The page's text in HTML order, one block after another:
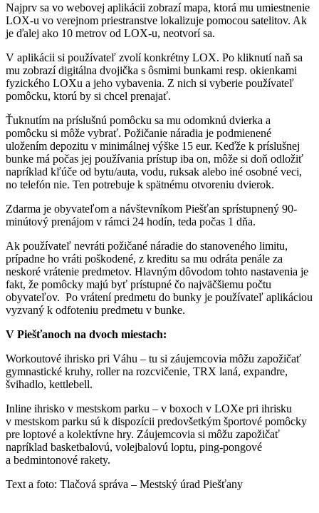
Najprv sa vo webovej aplikácii zobrazí mapa, ktorá mu umiestnenie
LOX-u vo verejnom priestranstve lokalizuje pomocou satelitov. Ak
je ďalej ako 10 metrov od LOX-u, neotvorí sa.
V aplikácii si používateľ zvolí konkrétny LOX. Po kliknutí naň sa
mu zobrazí digitálna dvojička s ôsmimi bunkami resp. okienkami
fyzického LOXu a jeho vybavenia. Z nich si vyberie používateľ
pomôcku, ktorú by si chcel prenajať.
Ťuknutím na príslušnú pomôcku sa mu odomknú dvierka a
pomôcku si môže vybrať. Požičanie náradia je podmienené
uložením depozitu v minimálnej výške 15 eur. Keďže k príslušnej
bunke má počas jej používania prístup iba on, môže si doň odložiť
napríklad kľúče od bytu/auta, vodu, ruksak alebo iné osobné veci,
no telefón nie. Ten potrebuje k spätnému otvoreniu dvierok.
Zdarma je obyvateľom a návštevníkom Piešťan sprístupnený 90-
minútový prenájom v rámci 24 hodín, teda počas 1 dňa.
Ak používateľ nevráti požičané náradie do stanoveného limitu,
prípadne ho vráti poškodené, z kreditu sa mu odráta penále za
neskoré vrátenie predmetov. Hlavným dôvodom tohto nastavenia je
fakt, že pomôcky majú byť prístupné čo najväčšiemu počtu
obyvateľov. Po vrátení predmetu do bunky je používateľ aplikáciou
vyzvaný k odfoteniu predmetu v bunke.
V Piešťanoch na dvoch miestach:
Workoutové ihrisko pri Váhu – tu si záujemcovia môžu zapožičať
gymnastické kruhy, roller na rozcvičenie, TRX laná, expandre,
švihadlo, kettlebell.
Inline ihrisko v mestskom parku – v boxoch v LOXe pri ihrisku
v mestskom parku sú k dispozícii predovšetkým športové pomôcky
pre loptové a kolektívne hry. Záujemcovia si môžu zapožičať
napríklad basketbalovú, volejbalovú loptu, ping-pongové
a bedmintonové rakety.
Text a foto: Tlačová správa – Mestský úrad Piešťany